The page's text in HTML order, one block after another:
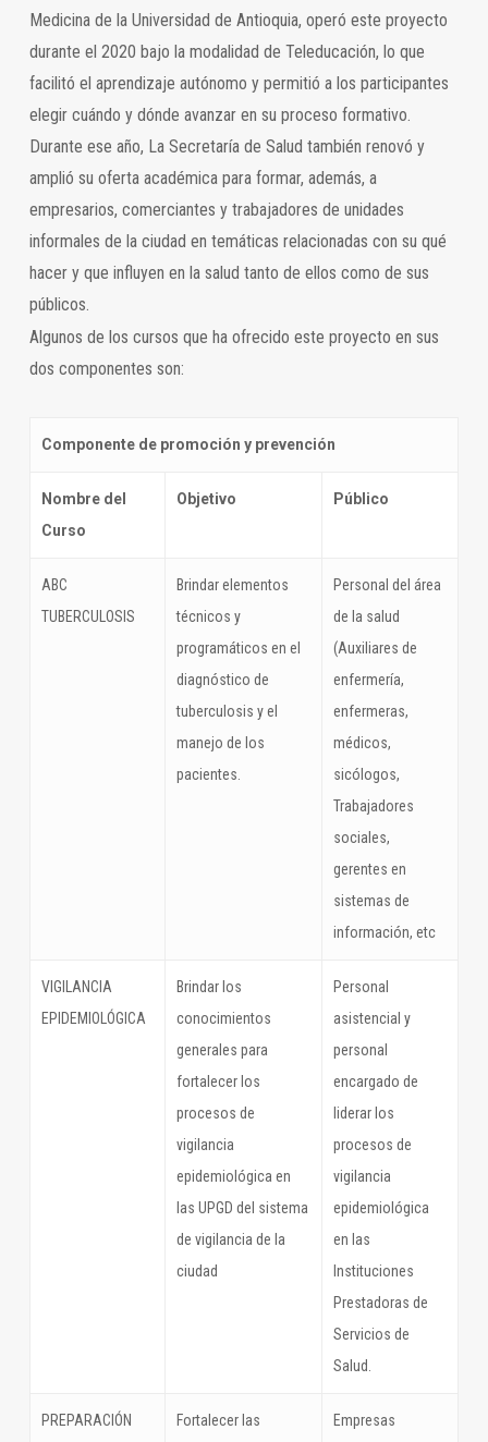
Medicina de la Universidad de Antioquia, operó este proyecto
durante el 2020 bajo la modalidad de Teleducación, lo que
facilitó el aprendizaje autónomo y permitió a los participantes
elegir cuándo y dónde avanzar en su proceso formativo.
Durante ese año, La Secretaría de Salud también renovó y
amplió su oferta académica para formar, además, a
empresarios, comerciantes y trabajadores de unidades
informales de la ciudad en temáticas relacionadas con su qué
hacer y que influyen en la salud tanto de ellos como de sus
públicos.
Algunos de los cursos que ha ofrecido este proyecto en sus
dos componentes son:
Componente de promoción y prevención
Nombre del
Curso
Objetivo Público
ABC
TUBERCULOSIS
Brindar elementos
técnicos y
programáticos en el
diagnóstico de
tuberculosis y el
manejo de los
pacientes.
Personal del área
de la salud
(Auxiliares de
enfermería,
enfermeras,
médicos,
sicólogos,
Trabajadores
sociales,
gerentes en
sistemas de
información, etc
VIGILANCIA
EPIDEMIOLÓGICA
Brindar los
conocimientos
generales para
fortalecer los
procesos de
vigilancia
epidemiológica en
las UPGD del sistema
de vigilancia de la
ciudad
Personal
asistencial y
personal
encargado de
liderar los
procesos de
vigilancia
epidemiológica
en las
Instituciones
Prestadoras de
Servicios de
Salud.
PREPARACIÓN
Fortalecer las
Empresas